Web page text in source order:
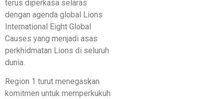
terus diperkasa selaras
dengan agenda global Lions
International Eight Global
Causes yang menjadi asas
perkhidmatan Lions di seluruh
dunia.
Region 1 turut menegaskan
komitmen untuk memperkukuh